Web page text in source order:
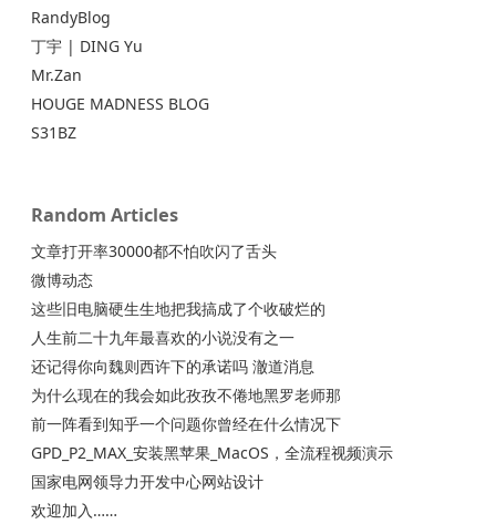
RandyBlog
丁宇 | DING Yu
Mr.Zan
HOUGE MADNESS BLOG
S31BZ
Random Articles
文章打开率30000都不怕吹闪了舌头
微博动态
这些旧电脑硬生生地把我搞成了个收破烂的
人生前二十九年最喜欢的小说没有之一
还记得你向魏则西许下的承诺吗 澈道消息
为什么现在的我会如此孜孜不倦地黑罗老师那
前一阵看到知乎一个问题你曾经在什么情况下
GPD_P2_MAX_安装黑苹果_MacOS，全流程视频演示
国家电网领导力开发中心网站设计
欢迎加入……